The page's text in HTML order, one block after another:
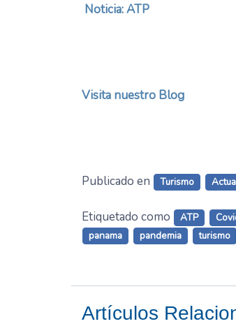
Noticia: ATP
Visita nuestro Blog
Publicado en Turismo
Etiquetado como ATP
panama
pandemia turismo
Artículos